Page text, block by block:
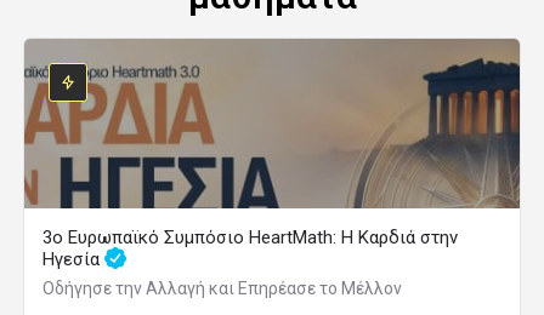
3ο Ευρωπαϊκό Συμπόσιο HeartMath: Η Καρδιά στην
Ηγεσία
Οδήγησε την Αλλαγή και Επηρέασε το Μέλλον